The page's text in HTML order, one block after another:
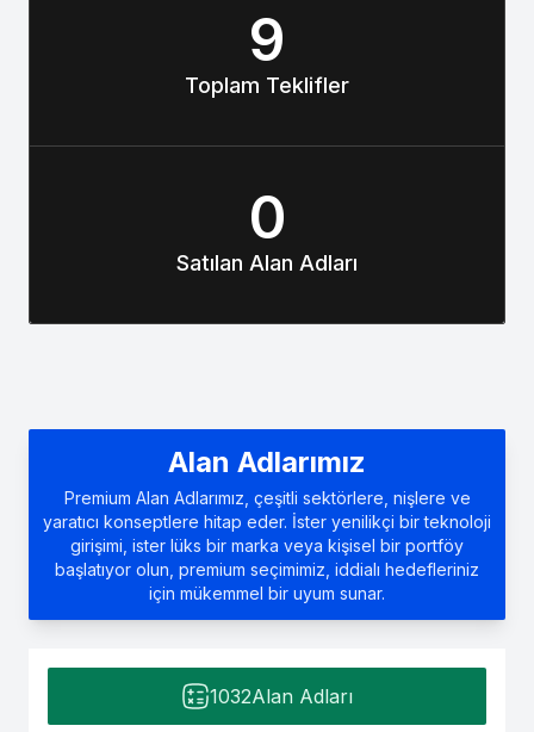
9
Toplam Teklifler
0
Satılan Alan Adları
Alan Adlarımız
Premium Alan Adlarımız, çeşitli sektörlere, nişlere ve
yaratıcı konseptlere hitap eder. İster yenilikçi bir teknoloji
girişimi, ister lüks bir marka veya kişisel bir portföy
başlatıyor olun, premium seçimimiz, iddialı hedefleriniz
için mükemmel bir uyum sunar.
1032Alan Adları